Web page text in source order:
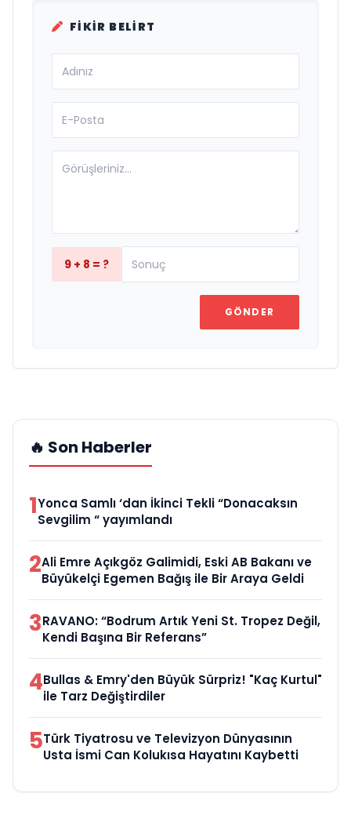
FIKIR BELIRT
9 + 8 = ?
GÖNDER
🔥 Son Haberler
1Yonca Samlı ‘dan İkinci Tekli “Donacaksın
Sevgilim “ yayımlandı
2Ali Emre Açıkgöz Galimidi, Eski AB Bakanı ve
Büyükelçi Egemen Bağış ile Bir Araya Geldi
3RAVANO: “Bodrum Artık Yeni St. Tropez Değil,
Kendi Başına Bir Referans”
4Bullas & Emry'den Büyük Sürpriz! "Kaç Kurtul"
ile Tarz Değiştirdiler
5Türk Tiyatrosu ve Televizyon Dünyasının
Usta İsmi Can Kolukısa Hayatını Kaybetti